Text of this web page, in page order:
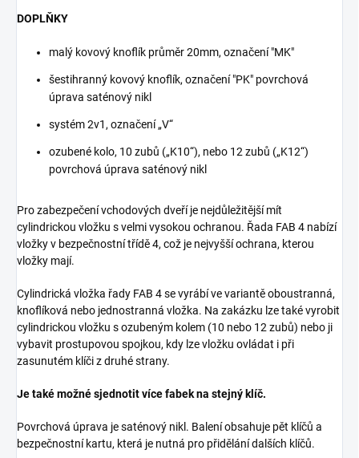
DOPLŇKY
malý kovový knoflík průměr 20mm, označení "MK"
šestihranný kovový knoflík, označení "PK" povrchová
úprava saténový nikl
systém 2v1, označení „V“
ozubené kolo, 10 zubů („K10“), nebo 12 zubů („K12“)
povrchová úprava saténový nikl
Pro zabezpečení vchodových dveří je nejdůležitější mít
cylindrickou vložku s velmi vysokou ochranou. Řada FAB 4 nabízí
vložky v bezpečnostní třídě 4, což je nejvyšší ochrana, kterou
vložky mají.
Cylindrická vložka řady FAB 4 se vyrábí ve variantě oboustranná,
knoflíková nebo jednostranná vložka. Na zakázku lze také vyrobit
cylindrickou vložku s ozubeným kolem (10 nebo 12 zubů) nebo ji
vybavit prostupovou spojkou, kdy lze vložku ovládat i při
zasunutém klíči z druhé strany.
Je také možné sjednotit více fabek na stejný klíč.
Povrchová úprava je saténový nikl. Balení obsahuje pět klíčů a
bezpečnostní kartu, která je nutná pro přidělání dalších klíčů.